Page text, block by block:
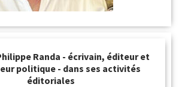
Randa - écrivain, éditeur et
politique - dans ses activités
éditoriales